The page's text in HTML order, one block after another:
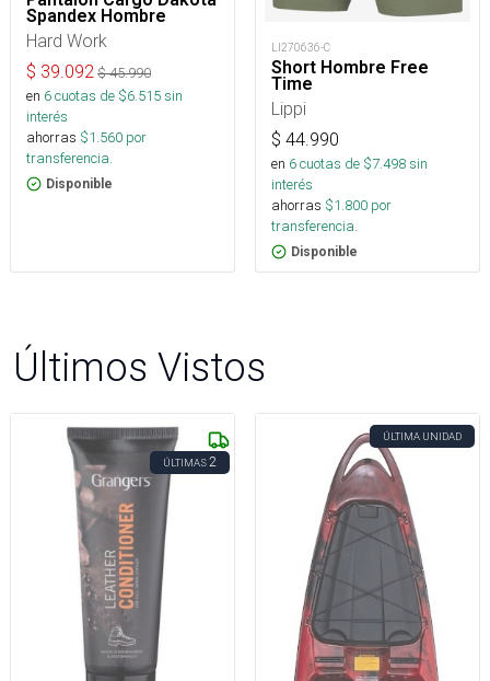
Spandex Hombre
Hard Work
$ 39.092 $45.990
en 6cuotas de $6.515sin
interés
ahorras $1.560 por
transferencia.
Disponible
LI270636-C
Short Hombre Free
Time
Lippi
$ 44.990
en 6cuotas de $7.498sin
interés
ahorras $1.800 por
transferencia.
Disponible
Últimos Vistos
ÚLTIMAS2
ÚLTIMA UNIDAD